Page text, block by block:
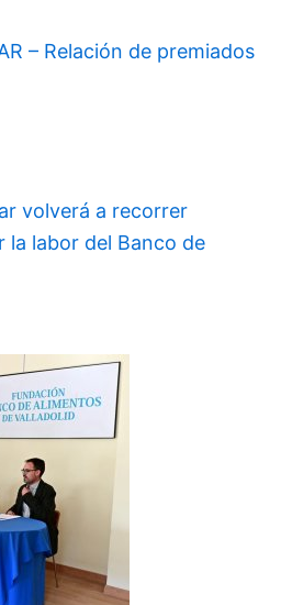
– Relación de premiados
volverá a recorrer
la labor del Banco de